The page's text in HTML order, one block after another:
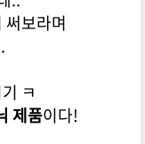
써보라며
ㅋ
제품이다!